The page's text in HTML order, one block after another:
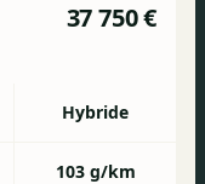
37 750 €
Hybride
103 g/km